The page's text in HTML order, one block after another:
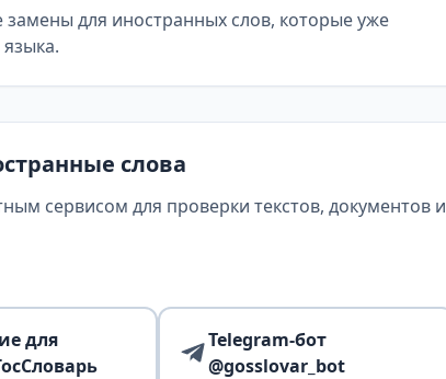
для иностранных слов, которые уже
слова
сервисом для проверки текстов, документов и
для
Telegram-бот
@gosslovar_bot